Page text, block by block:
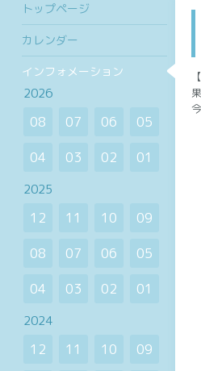
トップページ
カレンダー
インフォメーション
2026
08 07 06
05
04
03 02 01
2025
12 11 10
09
08
07 06
05
04
03 02 01
2024
12 11 10
09